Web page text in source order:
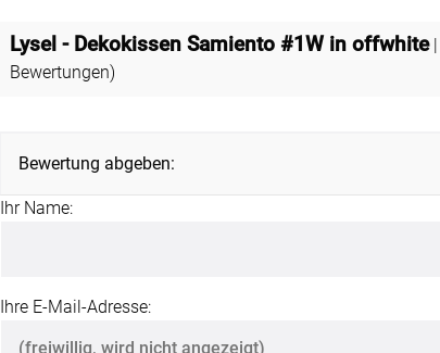
Lysel - Dekokissen Samiento #1W in offwhite|
Bewertungen)
Bewertung abgeben:
Ihr Name:
Ihre E-Mail-Adresse: